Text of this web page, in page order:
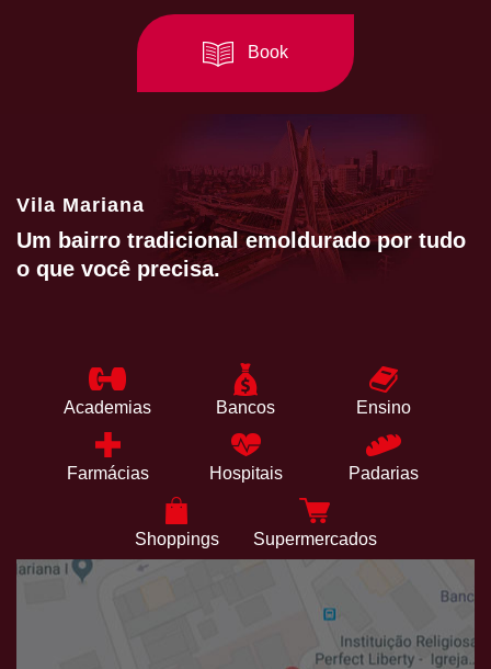
Book
Vila Mariana
Um bairro tradicional emoldurado por tudo
o que você precisa.
Academias Bancos Ensino
Farmácias Hospitais Padarias
Shoppings Supermercados